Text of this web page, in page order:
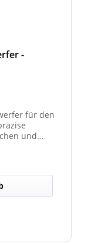
-
für den
und